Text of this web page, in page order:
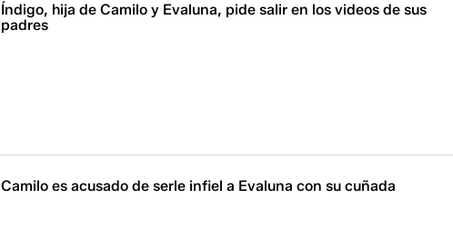
Índigo, hija de Camilo y Evaluna, pide salir en los videos de sus
padres
Camilo es acusado de serle infiel a Evaluna con su cuñada